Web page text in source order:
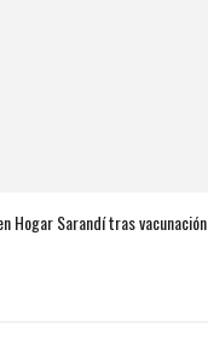
Hogar Sarandí tras vacunación.